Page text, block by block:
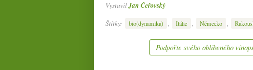
VystavilJan Čeřovský
Štítky:
bio(dynamika) Itálie Německo
Podpořte svého oblíbeného